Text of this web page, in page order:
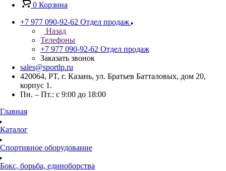
0 Корзина
+7 977 090-92-62 Отдел продаж
Назад
Телефоны
+7 977 090-92-62 Отдел продаж
Заказать звонок
sales@sportlp.ru
420064, PT, г. Казань, ул. Братьев Батталовых, дом 20,
корпус 1.
Пн. – Пт.: с 9:00 до 18:00
Главная
Каталог
Спортивное оборудование
Бокс, борьба, единоборства